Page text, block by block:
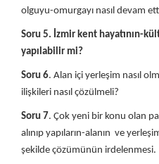
olguyu-omurgayı nasıl devam
Soru 5. İzmir kent hayatının-
yapılabilir mi?
Soru 6. Alan içi yerleşim nasıl
ilişkileri nasıl çözülmeli?
Soru 7. Çok yeni bir konu olan
alınıp yapıların-alanın ve
şekilde çözümünün irdelenmesi.